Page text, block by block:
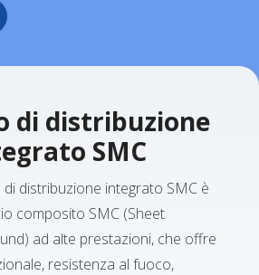
di distribuzione
SMC
distribuzione integrato SMC è
composito SMC (Sheet
ad alte prestazioni, che offre
resistenza al fuoco,